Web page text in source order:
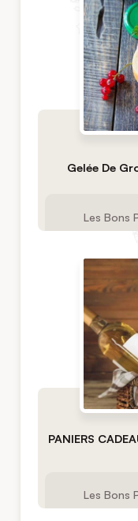
Gelée De
Les Bons
PANIERS
Les Bons